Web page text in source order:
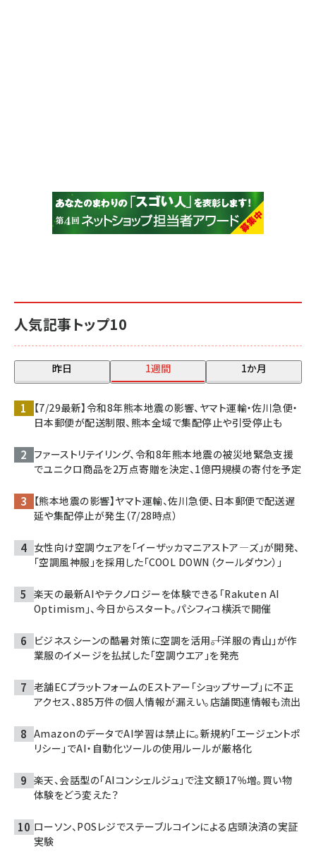
人気記事トップ10
昨日 1週間 1か月
【7/29最新】令和8年熊本地震の影響、ヤマト運輸・佐川急便・
日本郵便が配送制限、熊本全域で集配停止や引受停止も
ファーストリテイリング、令和8年熊本地震の被災地緊急支援
でユニクロ商品を2万点寄贈を決定、1億円規模の寄付を予定
【熊本地震の影響】ヤマト運輸、佐川急便、日本郵便で配送遅
延や集配停止が発生（7/28時点）
女性向け空調ウェアを「イーザッカマニアストア―ズ」が開発、
「空調風神服」を採用した「COOL DOWN（クールダウン）」
楽天の最新AIやテクノロジーを体験できる「Rakuten AI
Optimism」、今日からスタート。パシフィコ横浜で開催
ビジネスシーンの酷暑対策に空調を活用――。「洋服の青山」が作
業服のイメージを払拭した「空調ウエア」を発売
老舗ECプラットフォームのEストアー「ショップサーブ」に不正
アクセス、885万件の個人情報が漏えい。店舗関連情報も流出
AmazonのデータでAI学習は禁止に。新規約「エージェントポ
リシー」でAI・自動化ツールの使用ルールが厳格化
楽天、会話型の「AIコンシェルジュ」で注文額17％増。買い物
体験をどう変えた？
ローソン、POSレジでステーブルコインによる店頭決済の実証
実験